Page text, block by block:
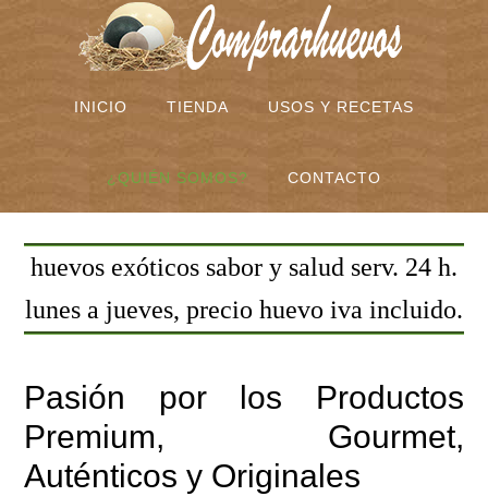
INICIO TIENDA USOS Y RECETAS
¿QUIÉN SOMOS? CONTACTO
huevos exóticos sabor y salud serv. 24 h.
lunes a jueves, precio huevo iva incluido.
Pasión por los Productos
Premium, Gourmet,
Auténticos y Originales